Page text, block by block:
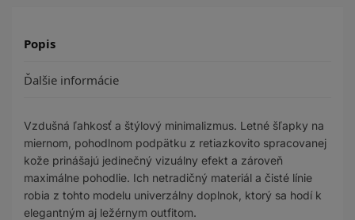
Popis
Ďalšie informácie
Vzdušná ľahkosť a štýlový minimalizmus. Letné šľapky na
miernom, pohodlnom podpätku z retiazkovito spracovanej
kože prinášajú jedinečný vizuálny efekt a zároveň
maximálne pohodlie. Ich netradičný materiál a čisté línie
robia z tohto modelu univerzálny doplnok, ktorý sa hodí k
elegantným aj ležérnym outfitom.